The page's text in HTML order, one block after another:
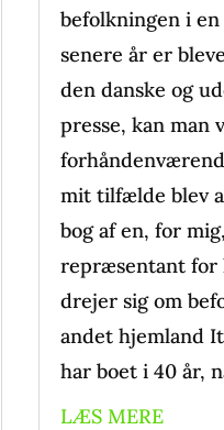
befolkningen i
senere år er
den danske og
presse, kan man
mit tilfælde blev
bog af en, for
repræsentant for
drejer sig om
andet hjemland
har boet i 40 år,
LÆS MERE